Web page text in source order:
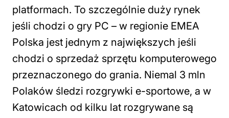
platformach. To szczególnie duży rynek
jeśli chodzi o gry PC – w regionie EMEA
Polska jest jednym z największych jeśli
chodzi o sprzedaż sprzętu komputerowego
przeznaczonego do grania. Niemal 3 mln
Polaków śledzi rozgrywki e-sportowe, a w
Katowicach od kilku lat rozgrywane są